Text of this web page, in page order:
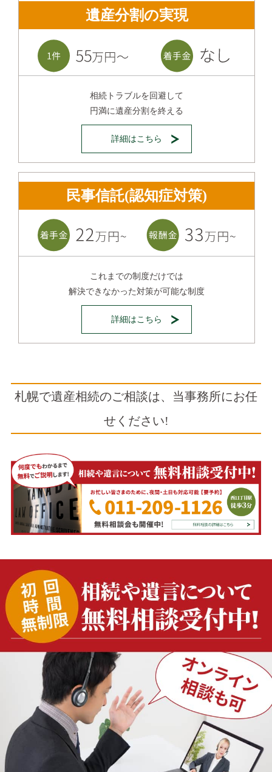
遺産分割の実現
相続トラブルを回避して
円満に遺産分割を終える
詳細はこちら
民事信託(認知症対策)
これまでの制度だけでは
解決できなかった対策が可能な制度
詳細はこちら
札幌で遺産相続のご相談は、当事務所にお任
せください!